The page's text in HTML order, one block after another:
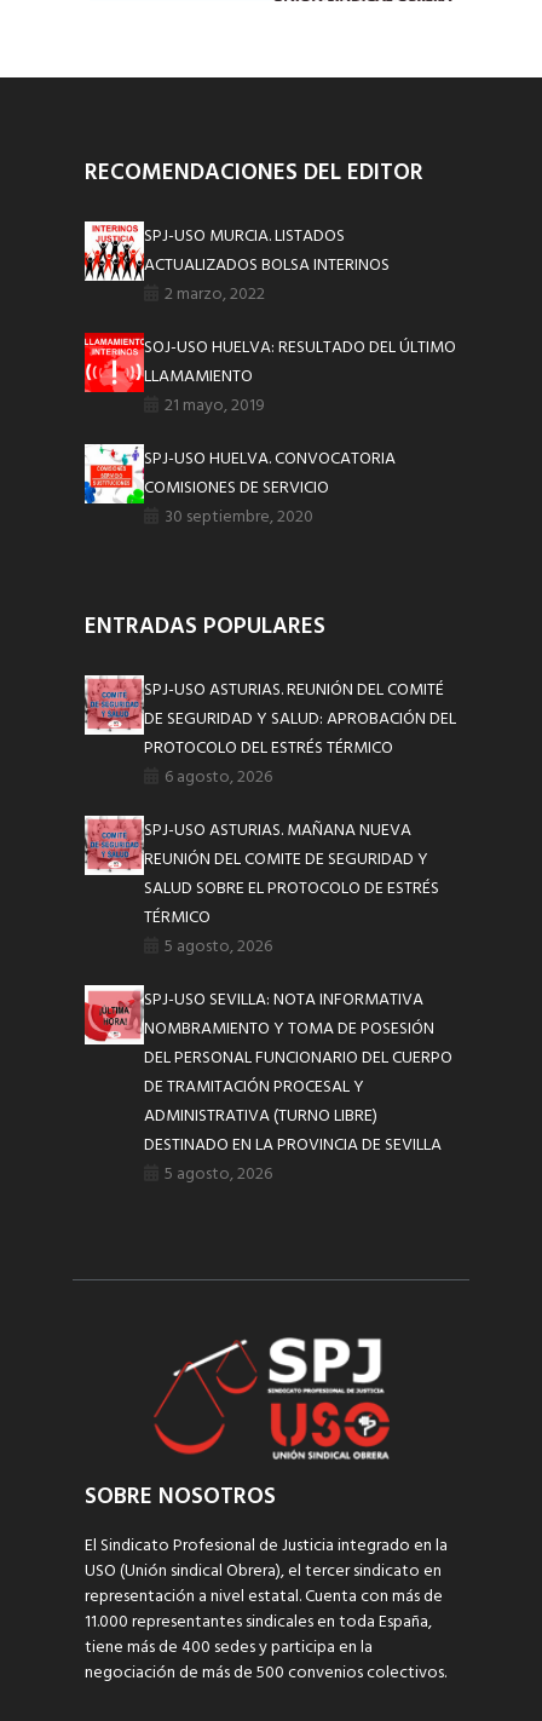
RECOMENDACIONES DEL EDITOR
SPJ-USO MURCIA. LISTADOS
ACTUALIZADOS BOLSA INTERINOS
2 marzo, 2022
SOJ-USO HUELVA: RESULTADO DEL ÚLTIMO
LLAMAMIENTO
21 mayo, 2019
SPJ-USO HUELVA. CONVOCATORIA
COMISIONES DE SERVICIO
30 septiembre, 2020
ENTRADAS POPULARES
SPJ-USO ASTURIAS. REUNIÓN DEL COMITÉ
DE SEGURIDAD Y SALUD: APROBACIÓN DEL
PROTOCOLO DEL ESTRÉS TÉRMICO
6 agosto, 2026
SPJ-USO ASTURIAS. MAÑANA NUEVA
REUNIÓN DEL COMITE DE SEGURIDAD Y
SALUD SOBRE EL PROTOCOLO DE ESTRÉS
TÉRMICO
5 agosto, 2026
SPJ-USO SEVILLA: NOTA INFORMATIVA
NOMBRAMIENTO Y TOMA DE POSESIÓN
DEL PERSONAL FUNCIONARIO DEL CUERPO
DE TRAMITACIÓN PROCESAL Y
ADMINISTRATIVA (TURNO LIBRE)
DESTINADO EN LA PROVINCIA DE SEVILLA
5 agosto, 2026
SOBRE NOSOTROS
El Sindicato Profesional de Justicia integrado en la
USO (Unión sindical Obrera), el tercer sindicato en
representación a nivel estatal. Cuenta con más de
11.000 representantes sindicales en toda España,
tiene más de 400 sedes y participa en la
negociación de más de 500 convenios colectivos.